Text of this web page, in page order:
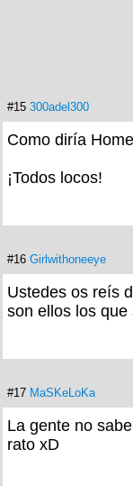
#15 300adel300
Como diría
¡Todos locos!
#16 Girlwithoneeye
Ustedes os reís
son ellos los
#17 MaSKeLoKa
La gente no
rato xD